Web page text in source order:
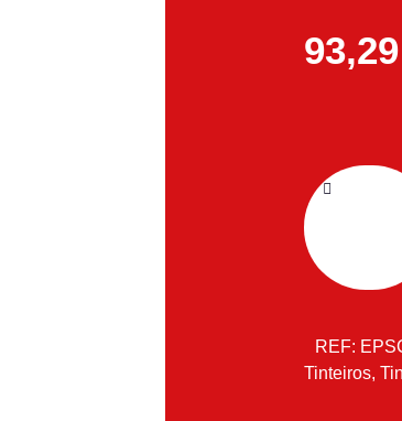
93,29
REF:
Tinteiros,